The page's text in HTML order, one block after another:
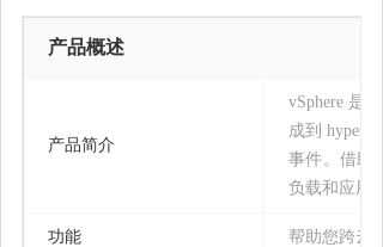
产品概述
产品简介
vSphere 是
成到
事件。借助
负载和应用
功能 帮助您跨云